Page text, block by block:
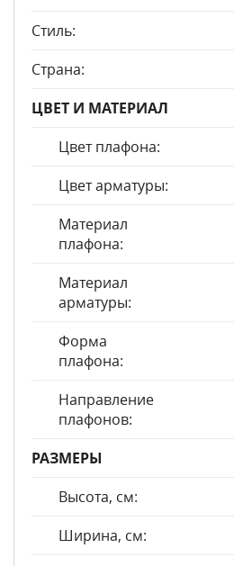
Стиль:
Страна:
ЦВЕТ И МАТЕРИАЛ
Цвет плафона:
Цвет арматуры:
Материал
плафона:
Материал
арматуры:
Форма
плафона:
Направление
плафонов:
РАЗМЕРЫ
Высота, см:
Ширина, см: